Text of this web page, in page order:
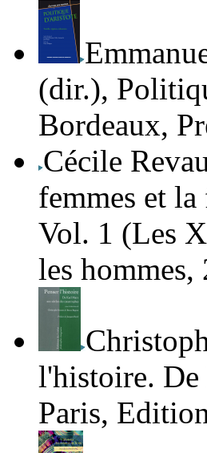
(dir.),
Bordeaux,
Cécile
femmes et
Vol. 1 (Les
les hommes,
l'histoire. De
Paris,